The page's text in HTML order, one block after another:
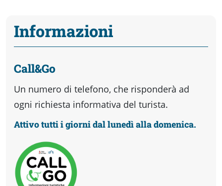
Informazioni
Call&Go
Un numero di telefono, che risponderà ad
ogni richiesta informativa del turista.
Attivo tutti i giorni dal lunedì alla domenica.